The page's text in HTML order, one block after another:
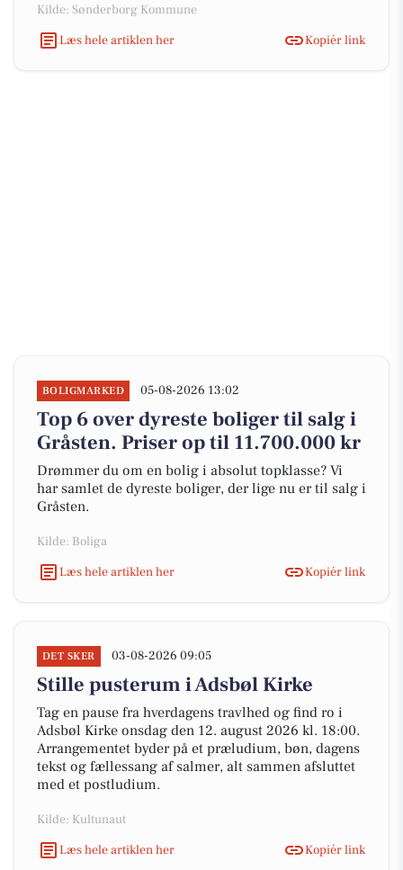
Kilde: Sønderborg Kommune
Læs hele artiklen her
Kopiér link
BOLIGMARKED 05-08-2026 13:02
Top 6 over dyreste boliger til salg i
Gråsten. Priser op til 11.700.000 kr
Drømmer du om en bolig i absolut topklasse? Vi
har samlet de dyreste boliger, der lige nu er til salg i
Gråsten.
Kilde: Boliga
Læs hele artiklen her
Kopiér link
DET SKER 03-08-2026 09:05
Stille pusterum i Adsbøl Kirke
Tag en pause fra hverdagens travlhed og find ro i
Adsbøl Kirke onsdag den 12. august 2026 kl. 18:00.
Arrangementet byder på et præludium, bøn, dagens
tekst og fællessang af salmer, alt sammen afsluttet
med et postludium.
Kilde: Kultunaut
Læs hele artiklen her
Kopiér link